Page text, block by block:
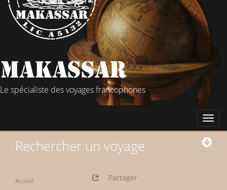
Le spécialiste des voyages francophones
Rechercher un voyage
Accueil Partager